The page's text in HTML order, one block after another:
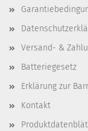
Versand- &
Batteriegesetz
Erklärung zur
Kontakt